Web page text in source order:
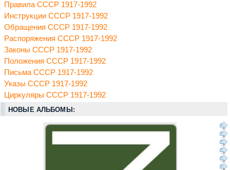
Правила СССР 1917-1992
Инструкции СССР 1917-1992
Обращения СССР 1917-1992
Распоряжения СССР 1917-1992
Законы СССР 1917-1992
Положения СССР 1917-1992
Письма СССР 1917-1992
Указы СССР 1917-1992
Циркуляры СССР 1917-1992
НОВЫЕ АЛЬБОМЫ: